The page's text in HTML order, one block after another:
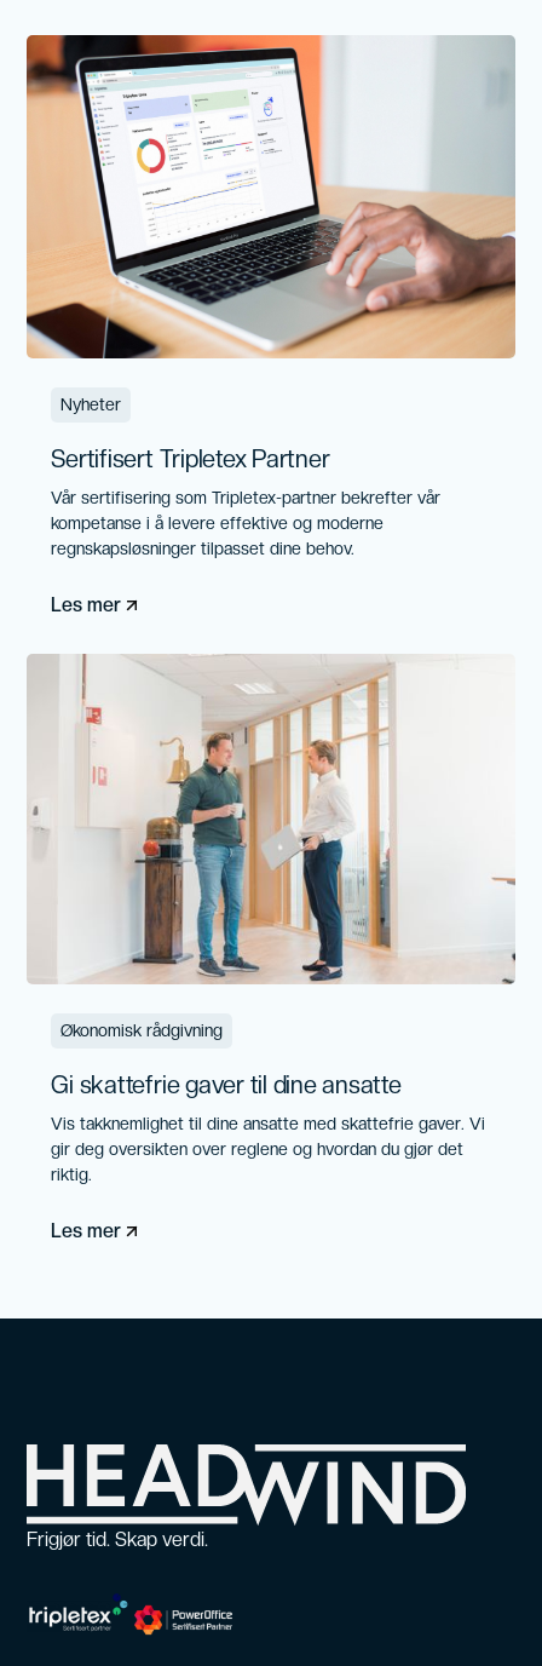
Nyheter
Sertifisert Tripletex Partner
Vår sertifisering som Tripletex-partner bekrefter vår
kompetanse i å levere effektive og moderne
regnskapsløsninger tilpasset dine behov.
Les mer
Økonomisk rådgivning
Gi skattefrie gaver til dine ansatte
Vis takknemlighet til dine ansatte med skattefrie gaver. Vi
gir deg oversikten over reglene og hvordan du gjør det
riktig.
Les mer
Frigjør tid. Skap verdi.